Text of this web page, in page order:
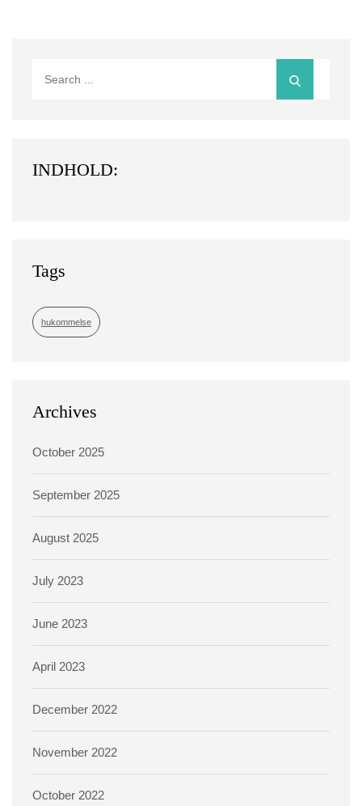
for:
INDHOLD:
Tags
hukommelse
Archives
October 2025
September 2025
August 2025
July 2023
June 2023
April 2023
December 2022
November 2022
October 2022